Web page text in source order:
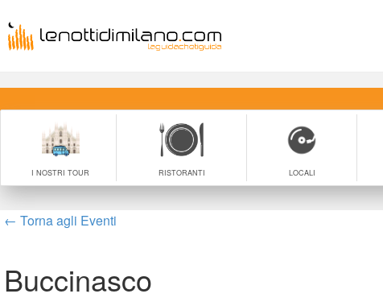
I NOSTRI TOUR RISTORANTI LOCALI
← Torna agli Eventi
Buccinasco